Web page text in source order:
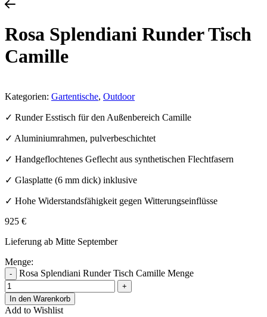
Rosa Splendiani Runder Tisch
Camille
Kategorien: Gartentische, Outdoor
✓ Runder Esstisch für den Außenbereich Camille
✓ Aluminiumrahmen, pulverbeschichtet
✓ Handgeflochtenes Geflecht aus synthetischen Flechtfasern
✓ Glasplatte (6 mm dick) inklusive
✓ Hohe Widerstandsfähigkeit gegen Witterungseinflüsse
925 €
Lieferung ab Mitte September
Menge:
- Rosa Splendiani Runder Tisch Camille Menge
+
In den Warenkorb
Add to Wishlist